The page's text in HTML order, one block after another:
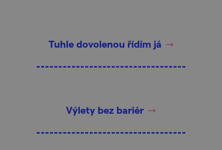
Tuhle dovolenou řídím já
Výlety bez bariér